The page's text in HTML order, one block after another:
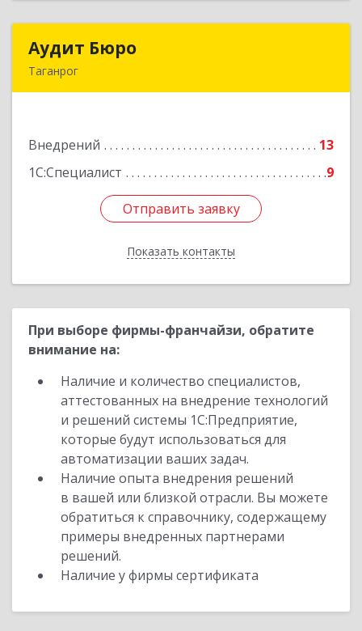
Аудит Бюро
Таганрог
Внедрений
13
1С:Специалист
9
Отправить заявку
Показать контакты
Подробнее
Отправить заявку
Назад
При выборе фирмы-франчайзи, обратите
внимание на:
Наличие и количество специалистов,
аттестованных на внедрение технологий
и решений системы 1С:Предприятие,
которые будут использоваться для
автоматизации ваших задач.
Наличие опыта внедрения решений
в вашей или близкой отрасли. Вы можете
обратиться к справочнику, содержащему
примеры внедренных партнерами
решений.
Наличие у фирмы сертификата